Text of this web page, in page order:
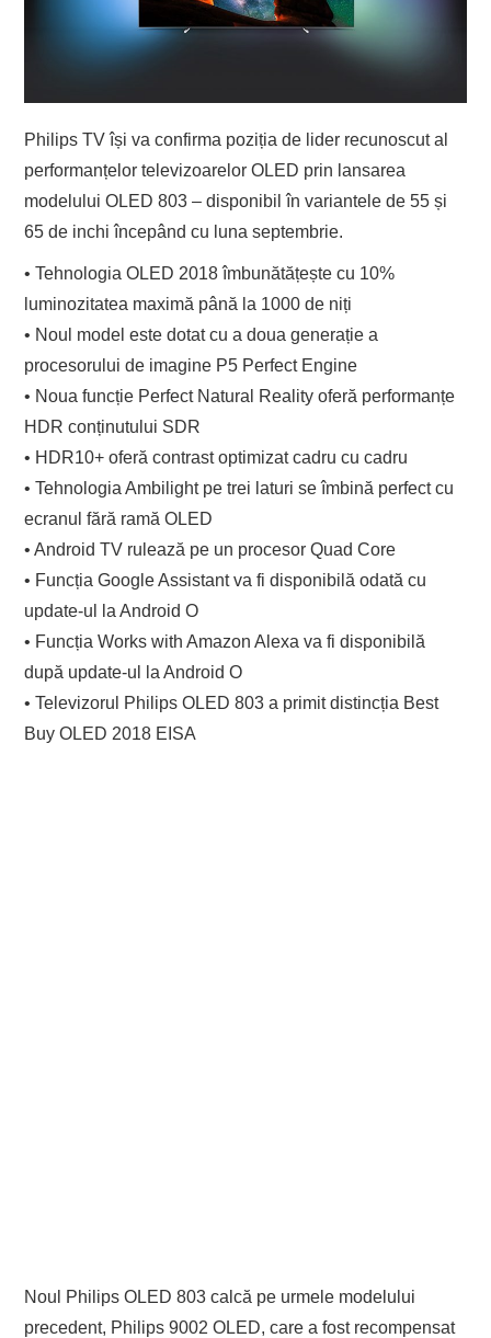
Philips TV își va confirma poziția de lider recunoscut al
performanțelor televizoarelor OLED prin lansarea
modelului OLED 803 – disponibil în variantele de 55 și
65 de inchi începând cu luna septembrie.
• Tehnologia OLED 2018 îmbunătățește cu 10%
luminozitatea maximă până la 1000 de niți
• Noul model este dotat cu a doua generație a
procesorului de imagine P5 Perfect Engine
• Noua funcție Perfect Natural Reality oferă performanțe
HDR conținutului SDR
• HDR10+ oferă contrast optimizat cadru cu cadru
• Tehnologia Ambilight pe trei laturi se îmbină perfect cu
ecranul fără ramă OLED
• Android TV rulează pe un procesor Quad Core
• Funcția Google Assistant va fi disponibilă odată cu
update-ul la Android O
• Funcția Works with Amazon Alexa va fi disponibilă
după update-ul la Android O
• Televizorul Philips OLED 803 a primit distincția Best
Buy OLED 2018 EISA
Noul Philips OLED 803 calcă pe urmele modelului
precedent, Philips 9002 OLED, care a fost recompensat